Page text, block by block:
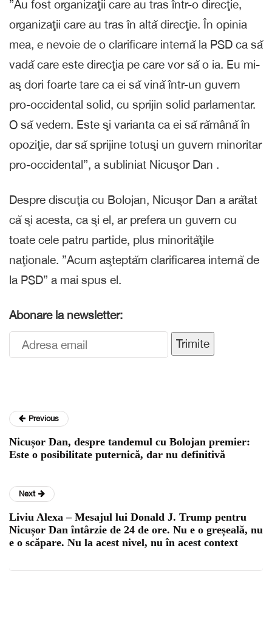
”Au fost organizaţii care au tras într-o direcţie,
organizaţii care au tras în altă direcţie. În opinia
mea, e nevoie de o clarificare internă la PSD ca să
vadă care este direcţia pe care vor să o ia. Eu mi-
aş dori foarte tare ca ei să vină într-un guvern
pro-occidental solid, cu sprijin solid parlamentar.
O să vedem. Este şi varianta ca ei să rămână în
opoziţie, dar să sprijine totuşi un guvern minoritar
pro-occidental”, a subliniat Nicuşor Dan .
Despre discuţia cu Bolojan, Nicuşor Dan a arătat
că şi acesta, ca şi el, ar prefera un guvern cu
toate cele patru partide, plus minorităţile
naţionale. ”Acum aşteptăm clarificarea internă de
la PSD” a mai spus el.
Abonare la newsletter:
Trimite
Previous
Nicușor Dan, despre tandemul cu Bolojan premier:
Este o posibilitate puternică, dar nu definitivă
Next
Liviu Alexa – Mesajul lui Donald J. Trump pentru
Nicușor Dan întârzie de 24 de ore. Nu e o greșeală, nu
e o scăpare. Nu la acest nivel, nu în acest context